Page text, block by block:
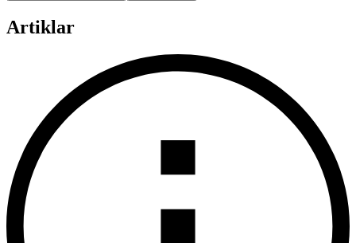
Artiklar